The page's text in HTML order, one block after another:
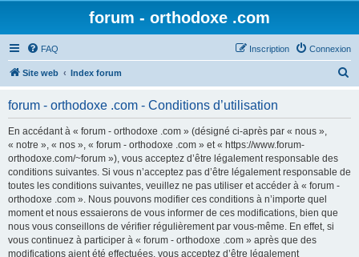
forum - orthodoxe .com
FAQ Connexion
Inscription
Site web Index forum
forum - orthodoxe .com - Conditions d’utilisation
En accédant à « forum - orthodoxe .com » (désigné ci-après par « nous »,
« notre », « nos », « forum - orthodoxe .com » et « https://www.forum-
orthodoxe.com/~forum »), vous acceptez d’être légalement responsable des
conditions suivantes. Si vous n’acceptez pas d’être légalement responsable de
toutes les conditions suivantes, veuillez ne pas utiliser et accéder à « forum -
orthodoxe .com ». Nous pouvons modifier ces conditions à n’importe quel
moment et nous essaierons de vous informer de ces modifications, bien que
nous vous conseillons de vérifier régulièrement par vous-même. En effet, si
vous continuez à participer à « forum - orthodoxe .com » après que des
modifications aient été effectuées, vous acceptez d’être légalement